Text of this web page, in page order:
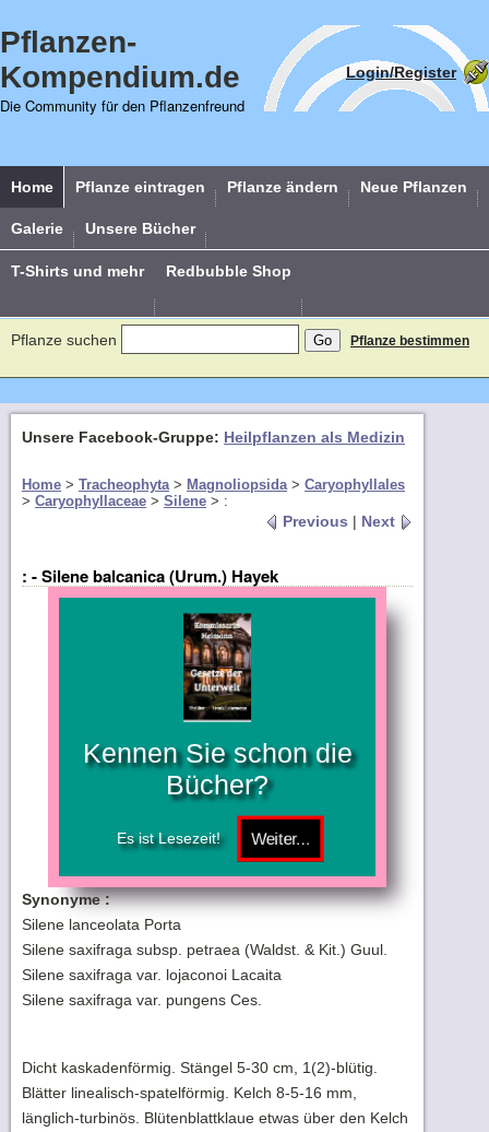
Login/Register
Pflanzen-
Kompendium.de
Die Community für den Pflanzenfreund
Home Pflanze eintragen Pflanze ändern Neue Pflanzen
Galerie Unsere Bücher
T-Shirts und mehr Redbubble Shop
Pflanze suchen Pflanze bestimmen
Unsere Facebook-Gruppe: Heilpflanzen als Medizin
Home > Tracheophyta > Magnoliopsida > Caryophyllales
> Caryophyllaceae > Silene > :
Previous | Next
: - Silene balcanica (Urum.) Hayek
Kennen Sie schon die
Bücher?
Es ist Lesezeit!
Synonyme :
Silene lanceolata Porta
Silene saxifraga subsp. petraea (Waldst. & Kit.) Guul.
Silene saxifraga var. lojaconoi Lacaita
Silene saxifraga var. pungens Ces.
Dicht kaskadenförmig. Stängel 5-30 cm, 1(2)-blütig.
Blätter linealisch-spatelförmig. Kelch 8-5-16 mm,
länglich-turbinös. Blütenblattklaue etwas über den Kelch